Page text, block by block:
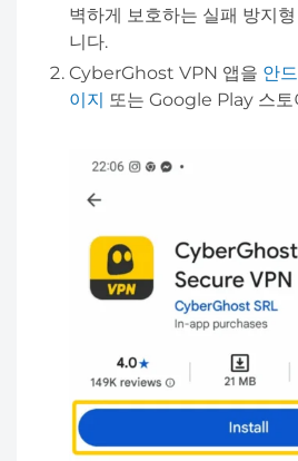
벽하게 보호하는 실패 방지
니다.
CyberGhost VPN 앱을 안
이지 또는 Google Play 스토